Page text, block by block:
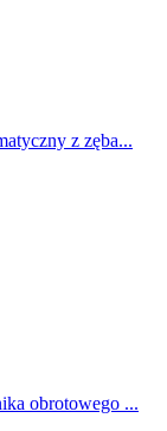
z zęba...
obrotowego ...